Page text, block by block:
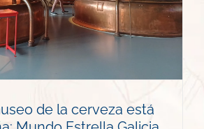
de la cerveza está